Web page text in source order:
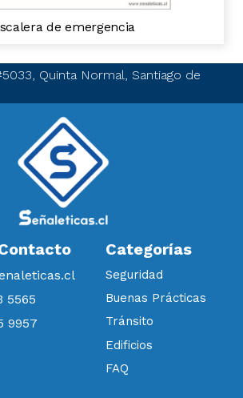
de emergencia
Quinta Normal, Santiago de
5565
9957
Categorías
Seguridad
Buenas Prácticas
Tránsito
Edificios
FAQ